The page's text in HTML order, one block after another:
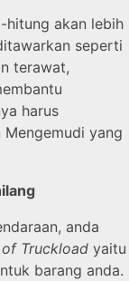
hitung akan lebih
seperti
terawat,
harus
yang
anda
of Truckload yaitu
barang anda.